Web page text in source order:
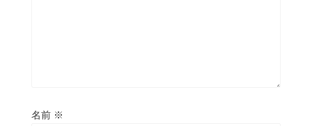
名前 ※